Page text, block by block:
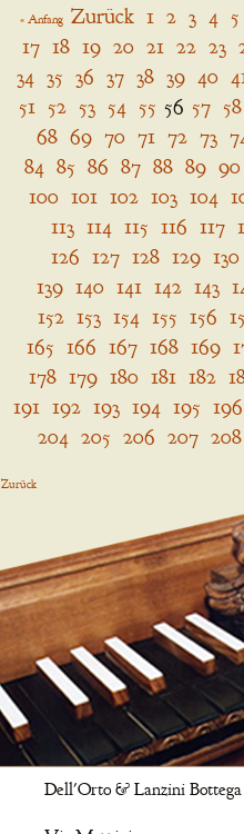
« Anfang Zurück 1 2 3 4 5
17 18 19 20 21 22 23
34 35 36 37 38 39 40
51 52 53 54 55 56 57 58
68 69 70 71 72 73
84 85 86 87 88 89 90
100 101 102 103 104
113 114 115 116 117
126 127 128 129 130
139 140 141 142 143
152 153 154 155 156
165 166 167 168 169
178 179 180 181 182
191 192 193 194 195 196
204 205 206 207 208
Zurück
Dell'Orto & Lanzini Bottega